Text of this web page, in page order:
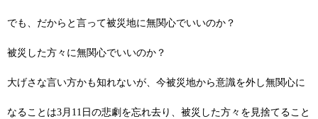
でも、だからと言って被災地に無関心でいいのか？
被災した方々に無関心でいいのか？
大げさな言い方かも知れないが、今被災地から意識を外し無関心に
なることは3月11日の悲劇を忘れ去り、被災した方々を見捨てること